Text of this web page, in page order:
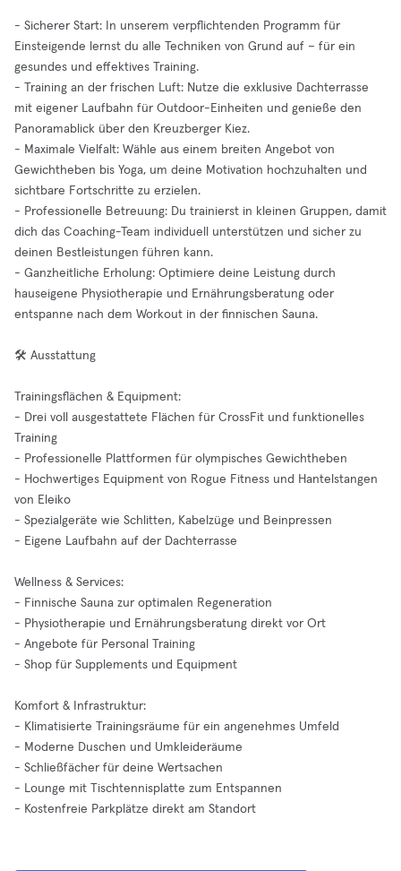
- Sicherer Start: In unserem verpflichtenden Programm für
Einsteigende lernst du alle Techniken von Grund auf – für ein
gesundes und effektives Training.
- Training an der frischen Luft: Nutze die exklusive Dachterrasse
mit eigener Laufbahn für Outdoor-Einheiten und genieße den
Panoramablick über den Kreuzberger Kiez.
- Maximale Vielfalt: Wähle aus einem breiten Angebot von
Gewichtheben bis Yoga, um deine Motivation hochzuhalten und
sichtbare Fortschritte zu erzielen.
- Professionelle Betreuung: Du trainierst in kleinen Gruppen, damit
dich das Coaching-Team individuell unterstützen und sicher zu
deinen Bestleistungen führen kann.
- Ganzheitliche Erholung: Optimiere deine Leistung durch
hauseigene Physiotherapie und Ernährungsberatung oder
entspanne nach dem Workout in der finnischen Sauna.
🛠️ Ausstattung
Trainingsflächen & Equipment:
- Drei voll ausgestattete Flächen für CrossFit und funktionelles
Training
- Professionelle Plattformen für olympisches Gewichtheben
- Hochwertiges Equipment von Rogue Fitness und Hantelstangen
von Eleiko
- Spezialgeräte wie Schlitten, Kabelzüge und Beinpressen
- Eigene Laufbahn auf der Dachterrasse
Wellness & Services:
- Finnische Sauna zur optimalen Regeneration
- Physiotherapie und Ernährungsberatung direkt vor Ort
- Angebote für Personal Training
- Shop für Supplements und Equipment
Komfort & Infrastruktur:
- Klimatisierte Trainingsräume für ein angenehmes Umfeld
- Moderne Duschen und Umkleideräume
- Schließfächer für deine Wertsachen
- Lounge mit Tischtennisplatte zum Entspannen
- Kostenfreie Parkplätze direkt am Standort